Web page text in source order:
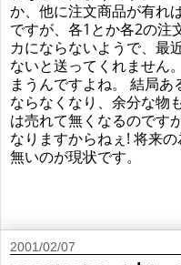
か、他に注文商品が有れ
ですが、各1とか各2の注
カにならないようで、最
ないと送ってくれません
まうんですよね。 結局
ならなくなり、余分な物
は売れて無くなるのです
なりますからねぇ! 将来
無いのが現状です。
2001/02/07